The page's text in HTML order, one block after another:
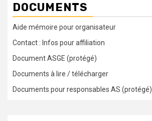
DOCUMENTS
Aide mémoire pour organisateur
Contact : Infos pour affiliation
Document ASGE (protégé)
Documents à lire / télécharger
Documents pour responsables AS (protégé)